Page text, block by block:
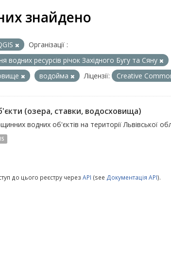
знайдено
Організації :
водних ресурсів річок Західного Бугу та Сяну
водойма Ліцензії: Creative
(озера, ставки, водосховища)
водних об'єктів на території Львівської
до цього реєстру через API (see Документація API).